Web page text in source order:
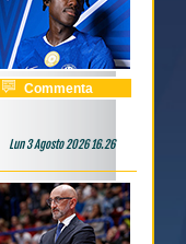
Commenta
Lun 3 Agosto 2026 16.26